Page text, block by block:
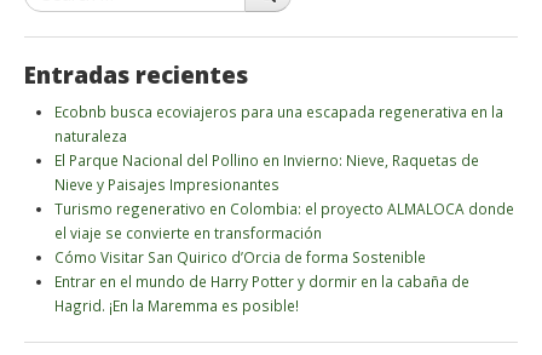
Entradas recientes
Ecobnb busca ecoviajeros para una escapada regenerativa en la
naturaleza
El Parque Nacional del Pollino en Invierno: Nieve, Raquetas de
Nieve y Paisajes Impresionantes
Turismo regenerativo en Colombia: el proyecto ALMALOCA donde
el viaje se convierte en transformación
Cómo Visitar San Quirico d’Orcia de forma Sostenible
Entrar en el mundo de Harry Potter y dormir en la cabaña de
Hagrid. ¡En la Maremma es posible!